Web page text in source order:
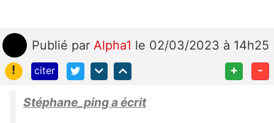
Publié par Alpha1 le 02/03/2023 à 14h25
!
citer + -
Stéphane_ping a écrit